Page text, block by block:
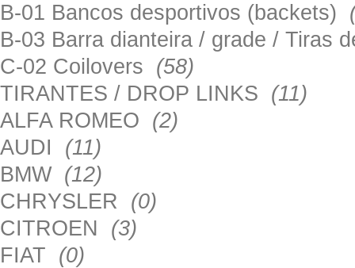
B-01 Bancos desportivos (backets)
B-03 Barra dianteira / grade / Tiras
C-02 Coilovers (58)
TIRANTES / DROP LINKS (11)
ALFA ROMEO (2)
AUDI (11)
BMW (12)
CHRYSLER (0)
CITROEN (3)
FIAT (0)